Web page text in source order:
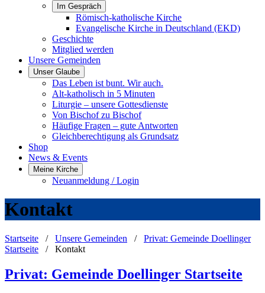
Im Gespräch
Römisch-katholische Kirche
Evangelische Kirche in Deutschland (EKD)
Geschichte
Mitglied werden
Unsere Gemeinden
Unser Glaube
Das Leben ist bunt. Wir auch.
Alt-katholisch in 5 Minuten
Liturgie – unsere Gottesdienste
Von Bischof zu Bischof
Häufige Fragen – gute Antworten
Gleichberechtigung als Grundsatz
Shop
News & Events
Meine Kirche
Neuanmeldung / Login
Kontakt
Startseite / Unsere Gemeinden / Privat: Gemeinde Doellinger
Startseite / Kontakt
Privat: Gemeinde Doellinger Startseite